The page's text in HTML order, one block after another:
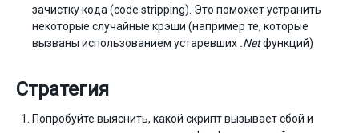
зачистку кода (code stripping). Это поможет устранить
некоторые случайные крэши (например те, которые
вызваны использованием устаревших .Netфункций)
Стратегия
Попробуйте выяснить, какой скрипт вызывает сбой и